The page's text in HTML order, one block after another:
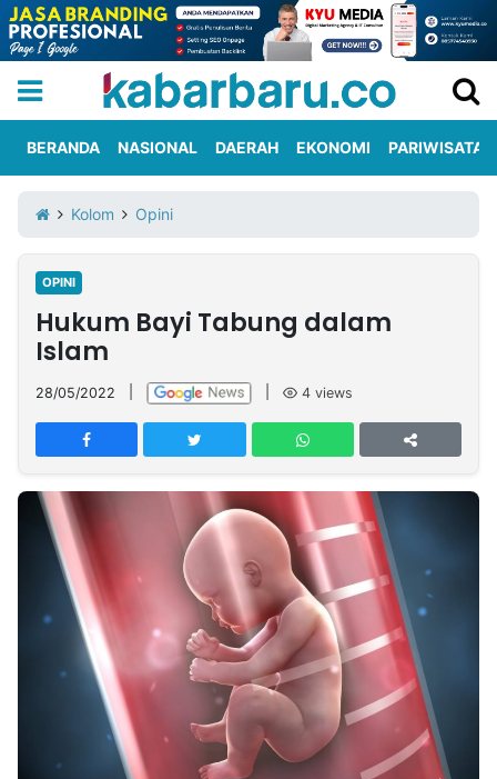
Iklan
Berita
Kami
Nasional
International
Olahraga
Entertainment
Daerah
Pariwisata
Kuliner
Kolom
Network
PT
TREETAN
MULTIMEDIA
INDONESIA
Partner
Rakyat
Notice
Dinamikapost.com
Seedbacklink
BERANDA NASIONAL DAERAH EKONOMI PARIWISATA
Kolom Opini
OPINI
Hukum Bayi Tabung dalam
Islam
28/05/2022 4 views